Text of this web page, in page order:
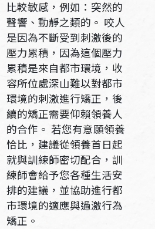
比較敏感，例如：突然的
聲響、動靜之類的。 咬人
是因為不斷受到刺激後的
壓力累積，因為這個壓力
累積是來自都市環境，收
容所位處深山難以對都市
環境的刺激進行矯正，後
續的矯正需要仰賴領養人
的合作。 若您有意願領養
恰比，建議從領養首日起
就與訓練師密切配合，訓
練師會給予您各種生活安
排的建議，並協助進行都
市環境的適應與過激行為
矯正。